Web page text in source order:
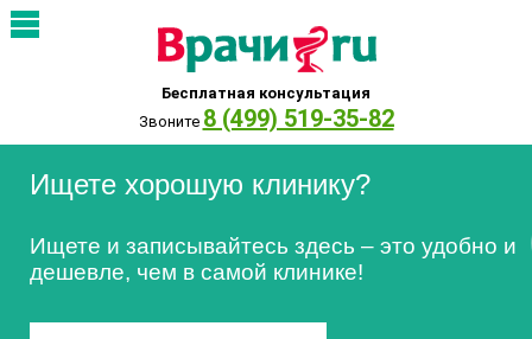
Бесплатная консультация
Звоните 8 (499) 519-35-82
Ищете хорошую клинику?
Ищете и записывайтесь здесь – это удобно и
дешевле, чем в самой клинике!